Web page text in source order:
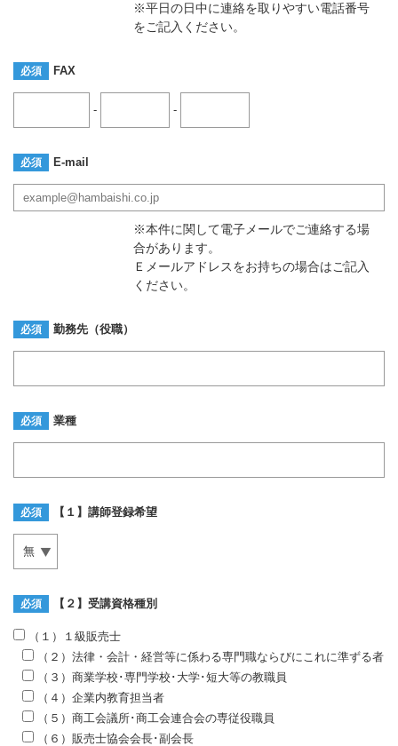
※平日の日中に連絡を取りやすい電話番号
をご記入ください。
必須 FAX
- -
必須 E-mail
※本件に関して電子メールでご連絡する場
合があります。
Ｅメールアドレスをお持ちの場合はご記入
ください。
必須 勤務先（役職）
必須 業種
必須 【１】講師登録希望
必須 【２】受講資格種別
（１）１級販売士
（２）法律・会計・経営等に係わる専門職ならびにこれに準ずる者
（３）商業学校･専門学校･大学･短大等の教職員
（４）企業内教育担当者
（５）商工会議所･商工会連合会の専従役職員
（６）販売士協会会長･副会長